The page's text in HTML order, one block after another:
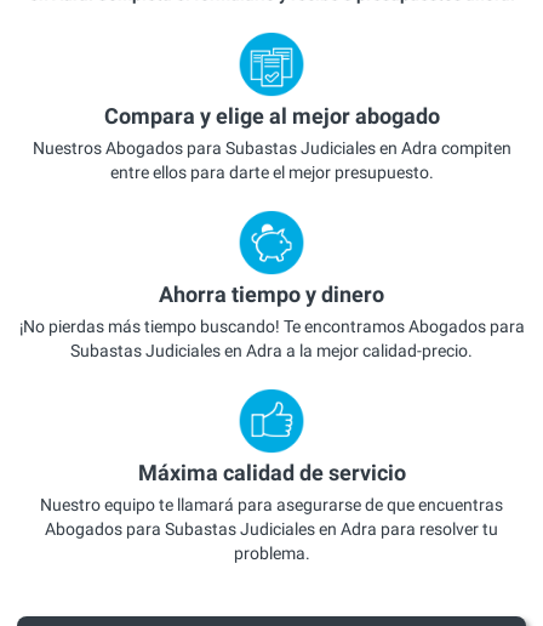
Compara y elige al mejor abogado
Nuestros Abogados para Subastas Judiciales en Adra compiten
entre ellos para darte el mejor presupuesto.
Ahorra tiempo y dinero
¡No pierdas más tiempo buscando! Te encontramos Abogados para
Subastas Judiciales en Adra a la mejor calidad-precio.
Máxima calidad de servicio
Nuestro equipo te llamará para asegurarse de que encuentras
Abogados para Subastas Judiciales en Adra para resolver tu
problema.